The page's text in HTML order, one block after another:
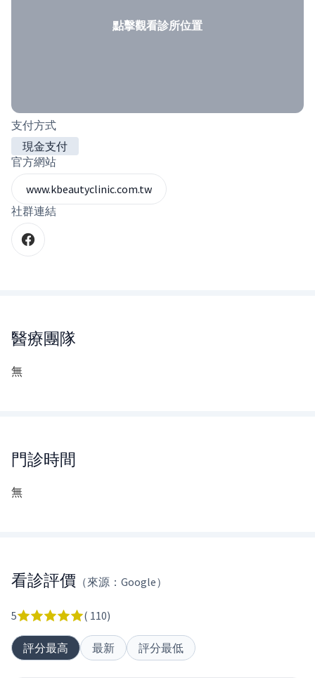
點擊觀看診所位置
支付方式
現金支付
官方網站
www.kbeautyclinic.com.tw
社群連結
醫療團隊
無
門診時間
無
看診評價 （來源：Google）
5 ( 110)
評分最高 最新 評分最低